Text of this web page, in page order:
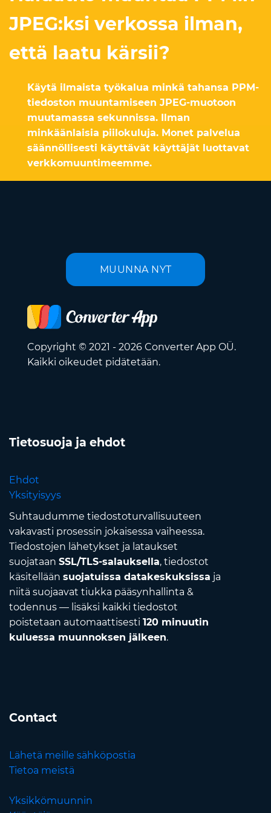
JPEG:ksi verkossa ilman,
että laatu kärsii?
Käytä ilmaista työkalua minkä tahansa PPM-
tiedoston muuntamiseen JPEG-muotoon
muutamassa sekunnissa. Ilman
minkäänlaisia piilokuluja. Monet palvelua
säännöllisesti käyttävät käyttäjät luottavat
verkkomuuntimeemme.
MUUNNA NYT
Copyright © 2021 - 2026 Converter App OÜ.
Kaikki oikeudet pidätetään.
Tietosuoja ja ehdot
Ehdot
Yksityisyys
Suhtaudumme tiedostoturvallisuuteen
vakavasti prosessin jokaisessa vaiheessa.
Tiedostojen lähetykset ja lataukset
suojataan SSL/TLS-salauksella, tiedostot
käsitellään suojatuissa datakeskuksissa ja
niitä suojaavat tiukka pääsynhallinta &
todennus — lisäksi kaikki tiedostot
poistetaan automaattisesti 120 minuutin
kuluessa muunnoksen jälkeen.
Contact
Lähetä meille sähköpostia
Tietoa meistä
Yksikkömuunnin